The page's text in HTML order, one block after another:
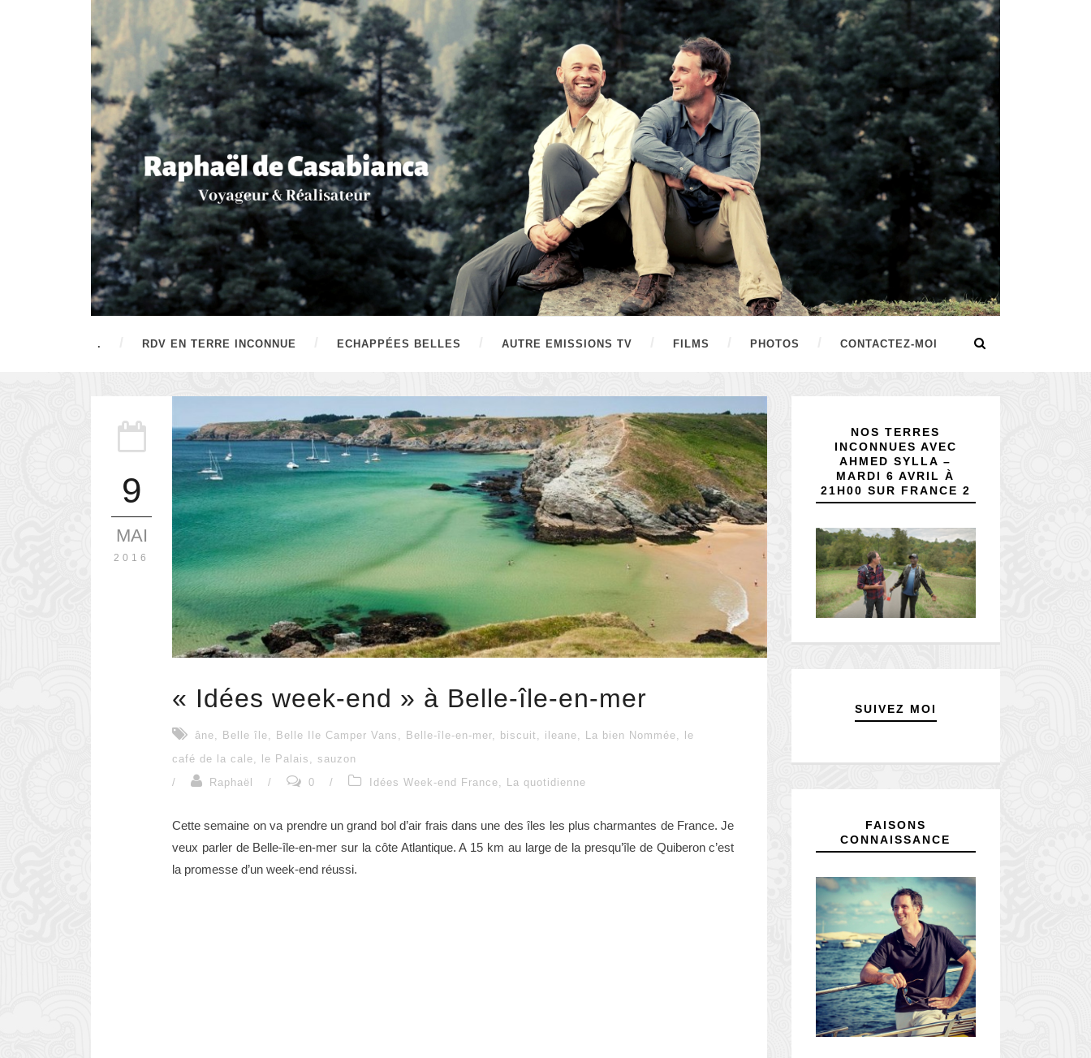
. RDV EN TERRE INCONNUE ECHAPPÉES BELLES AUTRE EMISSIONS TV FILMS PHOTOS CONTACTEZ-MOI
9
MAI
2016
« Idées week-end » à Belle-île-en-mer
âne, Belle île, Belle Ile Camper Vans , Belle-île-en-mer, biscuit, ileane, La bien Nommée,
le
café de la cale, le Palais , sauzon
/
Raphaël / 0 / Idées Week-end France, La quotidienne
Cette semaine on va prendre un grand bol d’air frais dans une des îles les plus charmantes de France. Je
veux parler de Belle-île-en-mer sur la côte Atlantique. A 15 km au large de la presqu’île de Quiberon c’est
la promesse d’un week-end réussi.
NOS TERRES
INCONNUES AVEC
AHMED SYLLA –
MARDI 6 AVRIL À
21H00 SUR FRANCE 2
SUIVEZ MOI
FAISONS
CONNAISSANCE